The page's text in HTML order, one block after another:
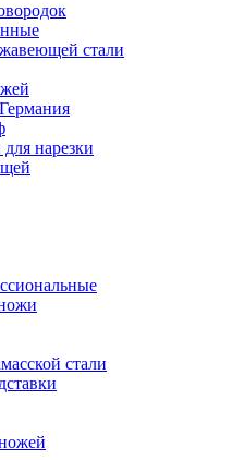
стали
нарезки
стали